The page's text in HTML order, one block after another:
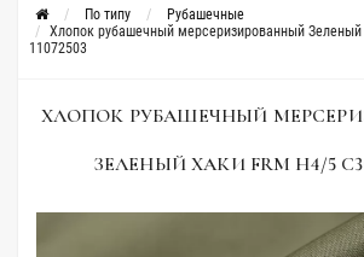
По типу
Рубашечные
Хлопок рубашечный мерсеризированный Зеленый
11072503
ХЛОПОК РУБАШЕЧНЫЙ
ЗЕЛЕНЫЙ ХАКИ FRM H4/5 C30